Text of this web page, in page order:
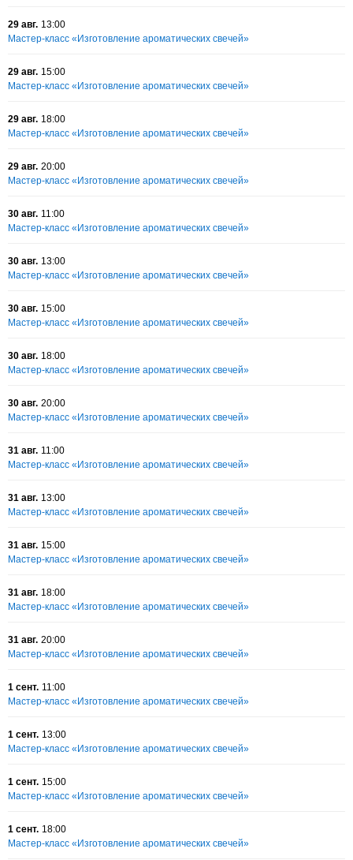
29 авг. 13:00
Мастер-класс «Изготовление ароматических свечей»
29 авг. 15:00
Мастер-класс «Изготовление ароматических свечей»
29 авг. 18:00
Мастер-класс «Изготовление ароматических свечей»
29 авг. 20:00
Мастер-класс «Изготовление ароматических свечей»
30 авг. 11:00
Мастер-класс «Изготовление ароматических свечей»
30 авг. 13:00
Мастер-класс «Изготовление ароматических свечей»
30 авг. 15:00
Мастер-класс «Изготовление ароматических свечей»
30 авг. 18:00
Мастер-класс «Изготовление ароматических свечей»
30 авг. 20:00
Мастер-класс «Изготовление ароматических свечей»
31 авг. 11:00
Мастер-класс «Изготовление ароматических свечей»
31 авг. 13:00
Мастер-класс «Изготовление ароматических свечей»
31 авг. 15:00
Мастер-класс «Изготовление ароматических свечей»
31 авг. 18:00
Мастер-класс «Изготовление ароматических свечей»
31 авг. 20:00
Мастер-класс «Изготовление ароматических свечей»
1 сент. 11:00
Мастер-класс «Изготовление ароматических свечей»
1 сент. 13:00
Мастер-класс «Изготовление ароматических свечей»
1 сент. 15:00
Мастер-класс «Изготовление ароматических свечей»
1 сент. 18:00
Мастер-класс «Изготовление ароматических свечей»